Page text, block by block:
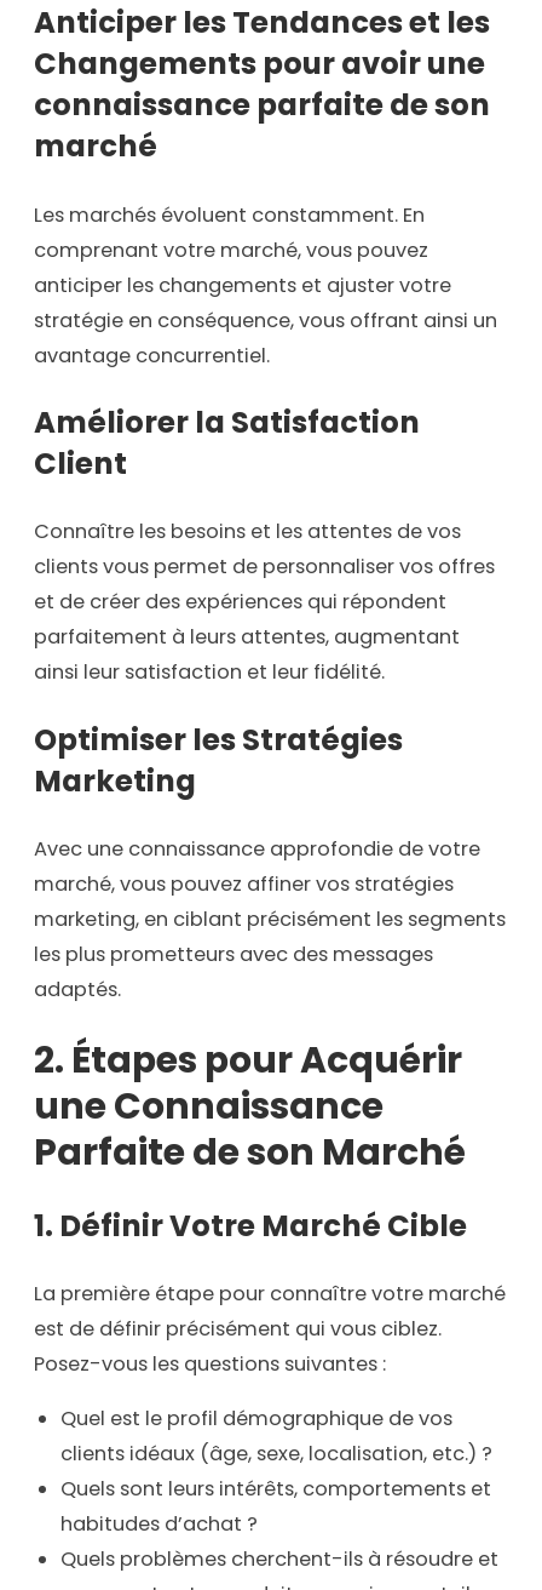
Anticiper les Tendances et les
Changements pour avoir une
connaissance parfaite de son
marché
Les marchés évoluent constamment. En
comprenant votre marché, vous pouvez
anticiper les changements et ajuster votre
stratégie en conséquence, vous offrant ainsi un
avantage concurrentiel.
Améliorer la Satisfaction
Client
Connaître les besoins et les attentes de vos
clients vous permet de personnaliser vos offres
et de créer des expériences qui répondent
parfaitement à leurs attentes, augmentant
ainsi leur satisfaction et leur fidélité.
Optimiser les Stratégies
Marketing
Avec une connaissance approfondie de votre
marché, vous pouvez affiner vos stratégies
marketing, en ciblant précisément les segments
les plus prometteurs avec des messages
adaptés.
2. Étapes pour Acquérir
une Connaissance
Parfaite de son Marché
1. Définir Votre Marché Cible
La première étape pour connaître votre marché
est de définir précisément qui vous ciblez.
Posez-vous les questions suivantes :
Quel est le profil démographique de vos
clients idéaux (âge, sexe, localisation, etc.) ?
Quels sont leurs intérêts, comportements et
habitudes d’achat ?
Quels problèmes cherchent-ils à résoudre et